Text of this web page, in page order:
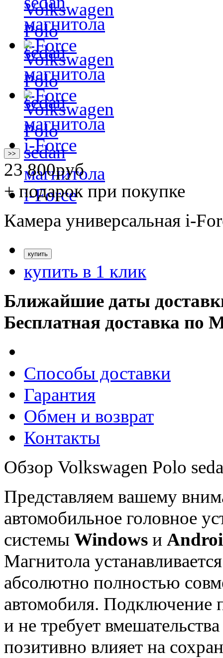
>>
23 800руб
+ подарок при покупке
Камера универсальная i-
купить в 1 клик
Ближайшие даты
Бесплатная доставка по
Способы доставки
Гарантия
Обмен и возврат
Контакты
Обзор Volkswagen Polo
Представляем вашему
автомобильное головное
системы Windows и
Магнитола
абсолютно полностью
автомобиля.
и не требует
позитивно влияет на